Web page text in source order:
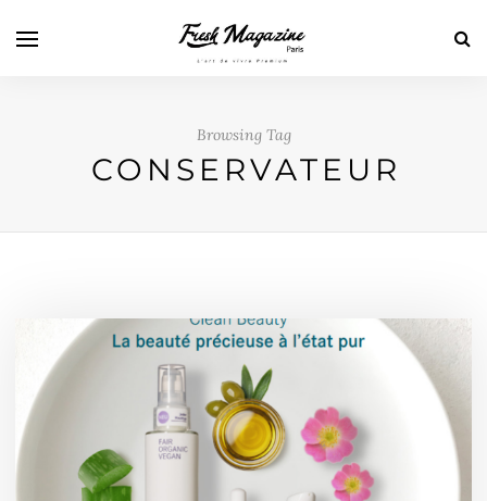
Browsing Tag
CONSERVATEUR